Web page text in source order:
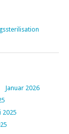
Januar 2026
2025